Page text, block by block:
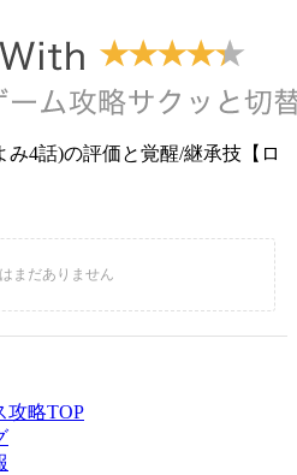
み4話)の評価と覚醒/継承技【ロ
攻略TOP